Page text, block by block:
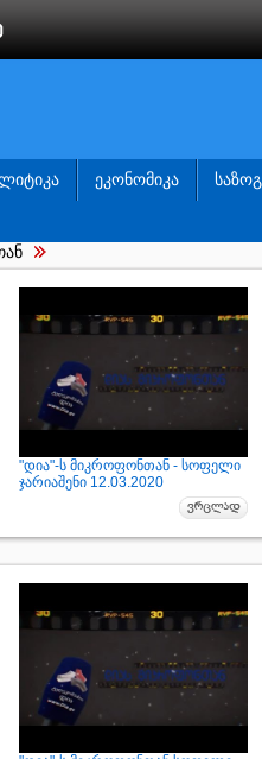
ᲔᲙᲝᲜᲝᲛᲘᲙᲐ
"დია"-ს მიკროფონთან - სოფელი
ჯარიაშენი 12.03.2020